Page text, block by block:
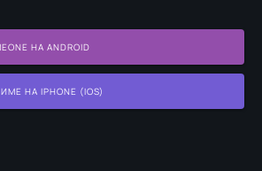
НА ANDROID
НА IPHONE (IOS)